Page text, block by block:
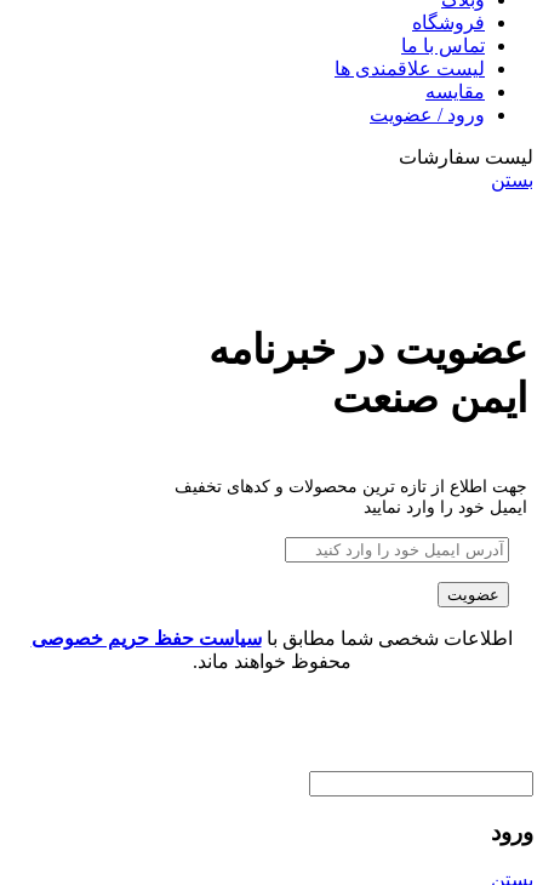
فروشگاه
تماس با ما
لیست علاقمندی ها
مقایسه
ورود / عضویت
لیست سفارشات
بستن
عضویت در خبرنامه
ایمن صنعت
جهت اطلاع از تازه ترین محصولات و کدهای تخفیف
ایمیل خود را وارد نمایید
اطلاعات شخصی شما مطابق باسیاست حفظ حریم خصوصی
محفوظ خواهند ماند.
ورود
بستن